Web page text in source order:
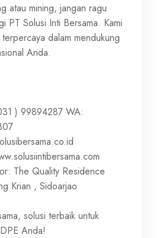
atau mining, jangan ragu
PT Solusi Inti Bersama. Kami
dalam mendukung
Anda.
) 99894287 WA:
The Quality Residence
Krian , Sidoarjao
solusi terbaik untuk
Anda!